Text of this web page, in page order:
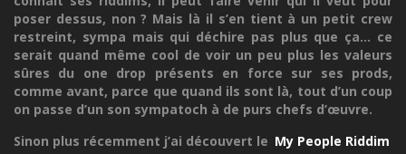
poser dessus, non ? Mais là il s’en tient à un petit crew
restreint, sympa mais qui déchire pas plus que ça... ce
serait quand même cool de voir un peu plus les valeurs
sûres du one drop présents en force sur ses prods,
comme avant, parce que quand ils sont là, tout d’un coup
on passe d’un son sympatoch à de purs chefs d’œuvre.
Sinon plus récemment j’ai découvert le My People Riddim